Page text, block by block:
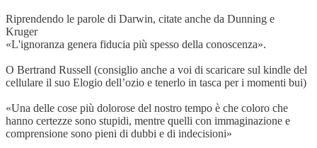
Riprendendo le parole di Darwin, citate anche da Dunning e
Kruger
«L'ignoranza genera fiducia più spesso della conoscenza».
O Bertrand Russell (consiglio anche a voi di scaricare sul kindle del
cellulare il suo Elogio dell’ozio e tenerlo in tasca per i momenti bui)
«Una delle cose più dolorose del nostro tempo è che coloro che
hanno certezze sono stupidi, mentre quelli con immaginazione e
comprensione sono pieni di dubbi e di indecisioni»